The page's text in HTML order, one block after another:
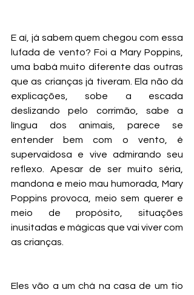
E aí, já sabem quem chegou com essa
lufada de vento? Foi a Mary Poppins,
uma babá muito diferente das outras
que as crianças já tiveram. Ela não dá
explicações, sobe a escada
deslizando pelo corrimão, sabe a
língua dos animais, parece se
entender bem com o vento, é
supervaidosa e vive admirando seu
reflexo. Apesar de ser muito séria,
mandona e meio mau humorada, Mary
Poppins provoca, meio sem querer e
meio de propósito, situações
inusitadas e mágicas que vai viver com
as crianças.
Eles vão a um chá na casa de um tio